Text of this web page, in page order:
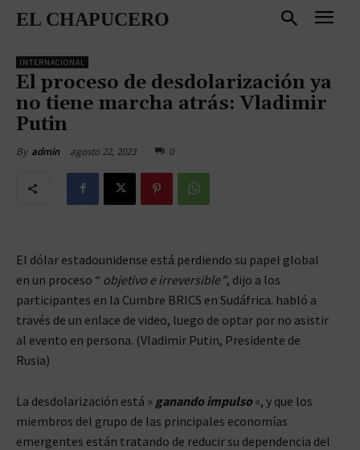
EL CHAPUCERO
INTERNACIONAL
El proceso de desdolarización ya
no tiene marcha atrás: Vladimir
Putin
By admin agosto 22, 2023 0
El dólar estadounidense está perdiendo su papel global
en un proceso “ objetivo e irreversible”, dijo a los
participantes en la Cumbre BRICS en Sudáfrica. habló a
través de un enlace de video, luego de optar por no asistir
al evento en persona. (Vladimir Putin, Presidente de
Rusia)
La desdolarización está » ganando impulso«, y que los
miembros del grupo de las principales economías
emergentes están tratando de reducir su dependencia del